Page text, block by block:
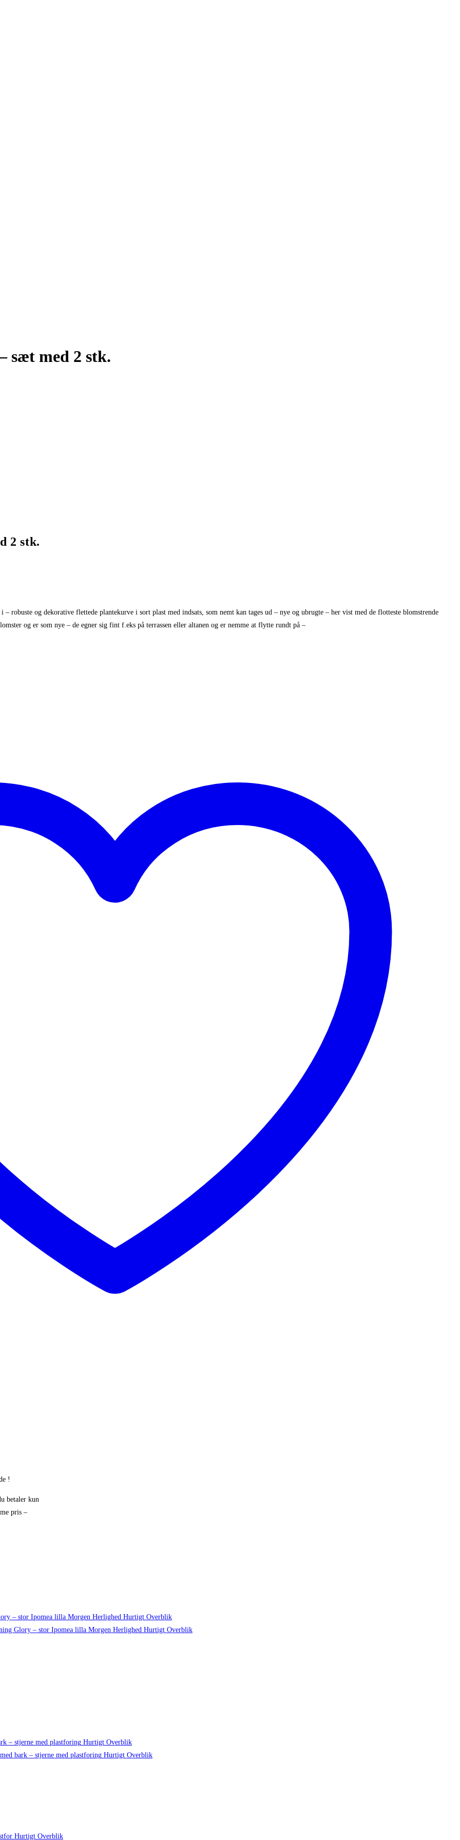
sæt med 2 stk.
2 stk.
robuste og dekorative flettede plantekurve i sort plast med indsats, som nemt kan tages ud – nye og ubrugte – her vist med de flotteste blomstrende
og er som nye – de egner sig fint f.eks på terrassen eller altanen og er nemme at flytte rundt på –
!
betaler kun
pris –
Hurtigt Overblik
Hurtigt Overblik
Hurtigt Overblik
Hurtigt Overblik
Hurtigt Overblik